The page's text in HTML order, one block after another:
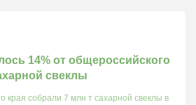
14% от общероссийского
свеклы
края собрали 7 млн т сахарной свеклы в